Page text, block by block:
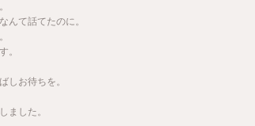
んて話てたのに。
。
しお待ちを。
ました。